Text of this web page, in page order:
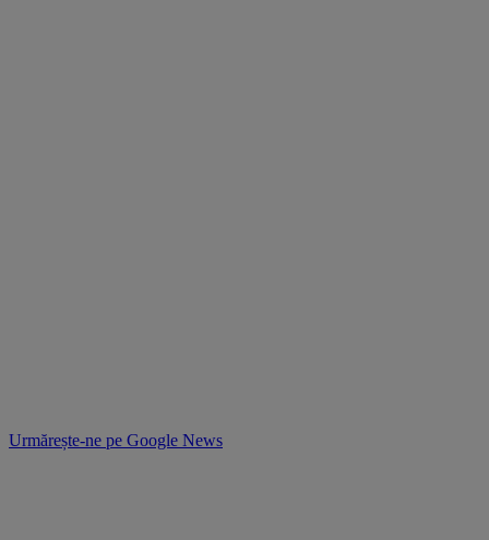
Urmărește-ne pe Google News